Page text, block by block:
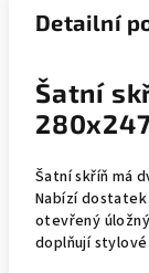
Detailní
Šatní
Šatní skříň má
Nabízí
otevřený
doplňují